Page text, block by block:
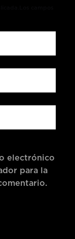
electrónico
para la